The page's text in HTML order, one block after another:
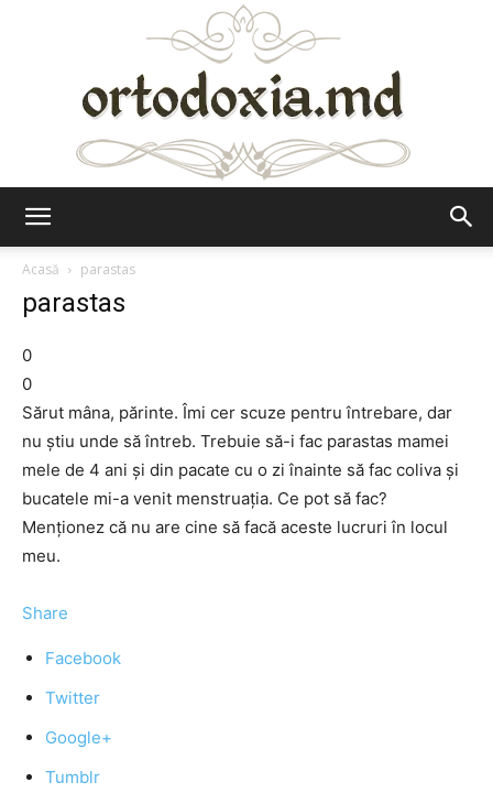
Acasă
parastas
parastas
0
0
Sărut mâna, părinte. Îmi cer scuze pentru întrebare, dar
nu ştiu unde să întreb. Trebuie să-i fac parastas mamei
mele de 4 ani şi din pacate cu o zi înainte să fac coliva şi
bucatele mi-a venit menstruaţia. Ce pot să fac?
Menţionez că nu are cine să facă aceste lucruri în locul
meu.
Share
Facebook
Twitter
Google+
Tumblr